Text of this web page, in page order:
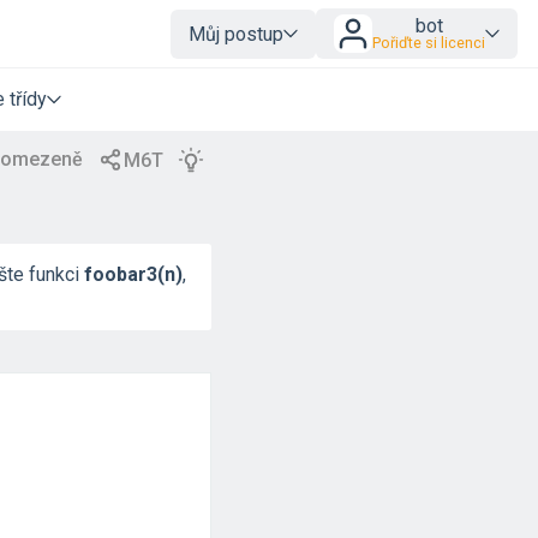
Můj postup bot
Pořiďte si licenci
třídy
funkci foobar3(n),